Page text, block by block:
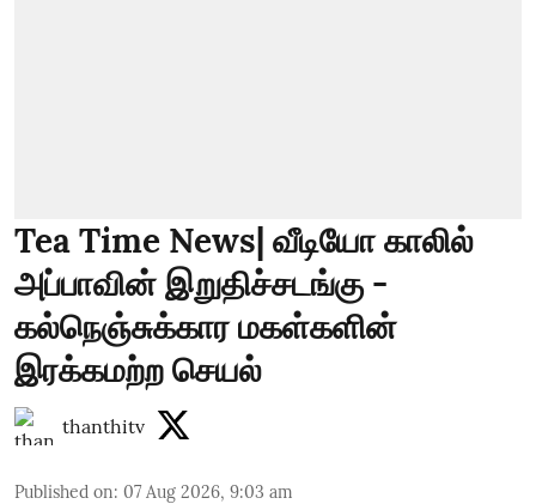
Tea Time News| வீடியோ காலில்
அப்பாவின் இறுதிச்சடங்கு -
கல்நெஞ்சுக்கார மகள்களின்
இரக்கமற்ற செயல்
thanthitv
Published on: 07 Aug 2026, 9:03 am